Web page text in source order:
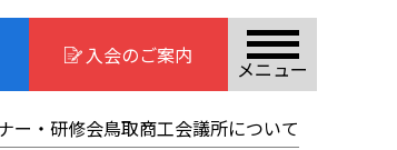
入会のご案内
メニュー
ー・研修会鳥取商工会議所について